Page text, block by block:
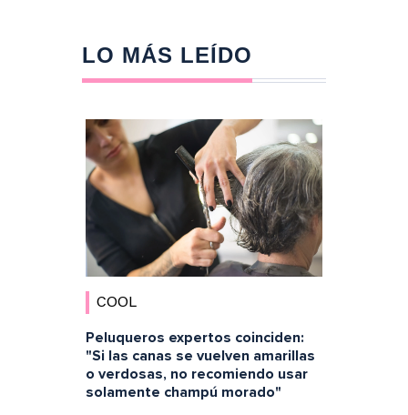
LO MÁS LEÍDO
COOL
Peluqueros expertos coinciden:
"Si las canas se vuelven amarillas
o verdosas, no recomiendo usar
solamente champú morado"